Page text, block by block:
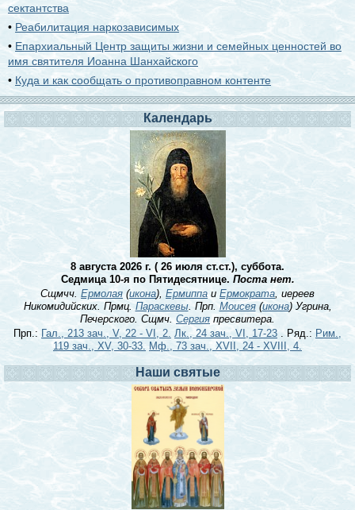
сектантства
• Реабилитация наркозависимых
• Епархиальный Центр защиты жизни и семейных ценностей во
имя святителя Иоанна Шанхайского
• Куда и как сообщать о противоправном контенте
Календарь
8 августа 2026 г. ( 26 июля ст.ст.), суббота.
Седмица 10-я по Пятидесятнице. Поста нет.
Сщмчч. Ермолая (икона), Ермиппаи Ермократа, иереев
Никомидийских. Прмц.Параскевы. Прп. Моисея(икона) Угрина,
Печерского. Сщмч. Сергия пресвитера.
Прп.: Гал., 213 зач., V, 22 - VI, 2. Лк., 24 зач., VI, 17-23 . Ряд.: Рим.,
119 зач., XV, 30-33. Мф., 73 зач., XVII, 24 - XVIII, 4.
Наши святые